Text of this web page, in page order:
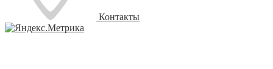
Контакты